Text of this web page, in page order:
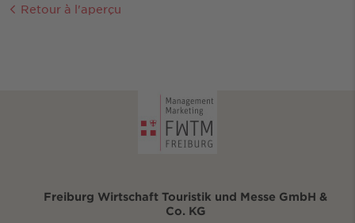
Retour à l'aperçu
Freiburg Wirtschaft Touristik und Messe GmbH &
Co. KG